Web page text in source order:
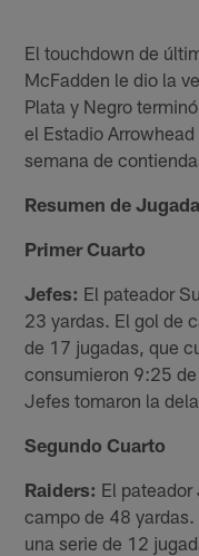
El touchdown de
McFadden le dio la
Plata y Negro
el Estadio
semana de
Resumen de
Primer Cuarto
Jefes: El pateador
23 yardas. El gol de
de 17 jugadas, que
consumieron 9:25
Jefes tomaron la
Segundo Cuarto
Raiders: El
campo de 48
una serie de 12